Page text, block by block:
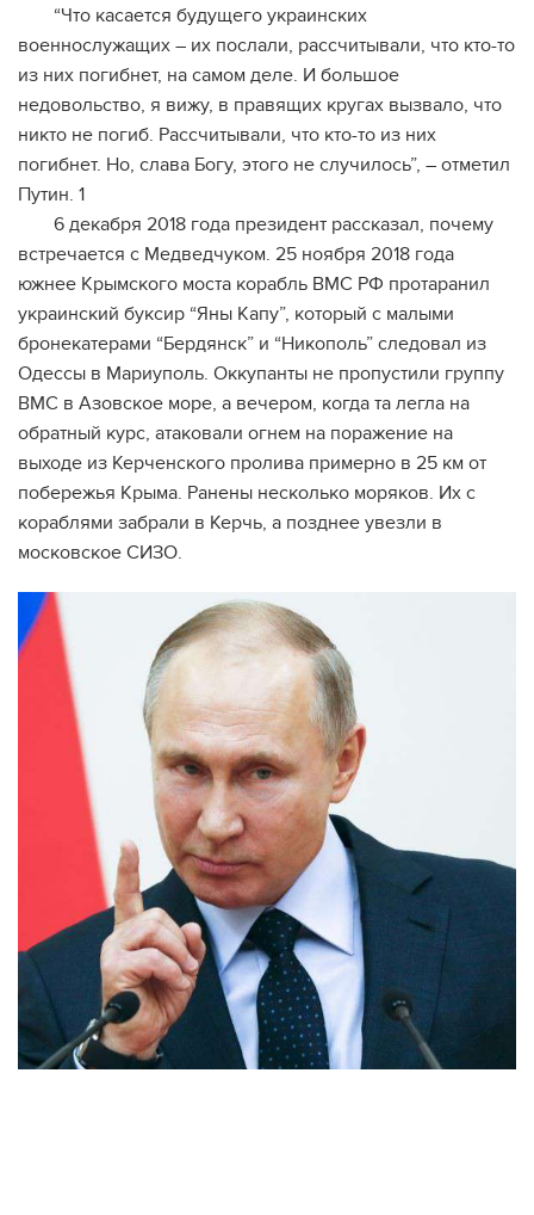
“Что касается будущего украинских
военнослужащих – их послали, рассчитывали, что кто-то
из них погибнет, на самом деле. И большое
недовольство, я вижу, в правящих кругах вызвало, что
никто не погиб. Рассчитывали, что кто-то из них
погибнет. Но, слава Богу, этого не случилось”, – отметил
Путин. 1
6 декабря 2018 года президент рассказал, почему
встречается с Медведчуком. 25 ноября 2018 года
южнее Крымского моста корабль ВМС РФ протаранил
украинский буксир “Яны Капу”, который с малыми
бронекатерами “Бердянск” и “Никополь” следовал из
Одессы в Мариуполь. Оккупанты не пропустили группу
ВМС в Азовское море, а вечером, когда та легла на
обратный курс, атаковали огнем на поражение на
выходе из Керченского пролива примерно в 25 км от
побережья Крыма. Ранены несколько моряков. Их с
кораблями забрали в Керчь, а позднее увезли в
московское СИЗО.